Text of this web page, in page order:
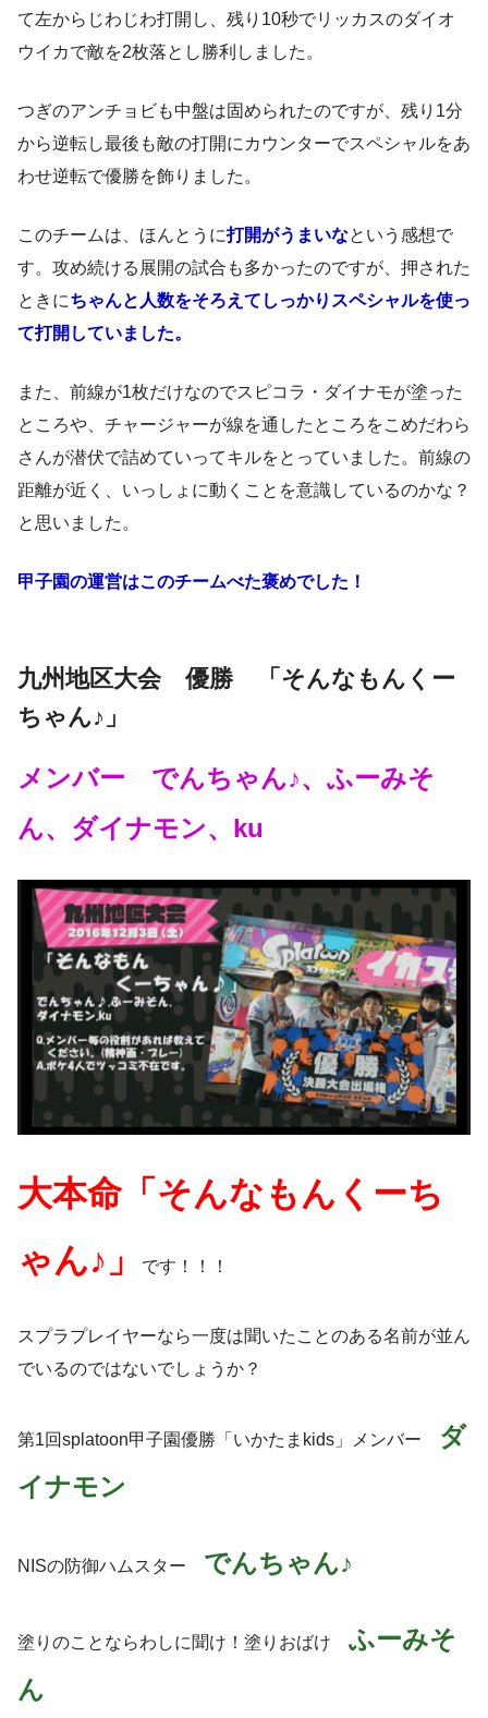
て左からじわじわ打開し、残り10秒でリッカスのダイオ
ウイカで敵を2枚落とし勝利しました。
つぎのアンチョビも中盤は固められたのですが、残り1分
から逆転し最後も敵の打開にカウンターでスペシャルをあ
わせ逆転で優勝を飾りました。
このチームは、ほんとうに打開がうまいなという感想で
す。攻め続ける展開の試合も多かったのですが、押された
ときにちゃんと人数をそろえてしっかりスペシャルを使っ
て打開していました。
また、前線が1枚だけなのでスピコラ・ダイナモが塗った
ところや、チャージャーが線を通したところをこめだわら
さんが潜伏で詰めていってキルをとっていました。前線の
距離が近く、いっしょに動くことを意識しているのかな？
と思いました。
甲子園の運営はこのチームべた褒めでした！
九州地区大会 優勝 「そんなもんくー
ちゃん♪」
メンバー でんちゃん♪、ふーみそ
ん、ダイナモン、ku
大本命「そんなもんくーち
ゃん♪」
です！！！
スプラプレイヤーなら一度は聞いたことのある名前が並ん
でいるのではないでしょうか？
第1回splatoon甲子園優勝「いかたまkids」メンバー
ダ
イナモン
NISの防御ハムスター でんちゃん♪
塗りのことならわしに聞け！塗りおばけ ふーみそ
ん